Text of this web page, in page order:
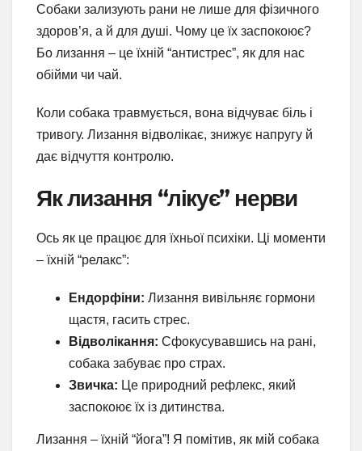
Собаки зализують рани не лише для фізичного
здоров’я, а й для душі. Чому це їх заспокоює?
Бо лизання – це їхній “антистрес”, як для нас
обійми чи чай.
Коли собака травмується, вона відчуває біль і
тривогу. Лизання відволікає, знижує напругу й
дає відчуття контролю.
Як лизання “лікує” нерви
Ось як це працює для їхньої психіки. Ці моменти
– їхній “релакс”:
Ендорфіни: Лизання вивільняє гормони
щастя, гасить стрес.
Відволікання: Сфокусувавшись на рані,
собака забуває про страх.
Звичка: Це природний рефлекс, який
заспокоює їх із дитинства.
Лизання – їхній “йога”! Я помітив, як мій собака